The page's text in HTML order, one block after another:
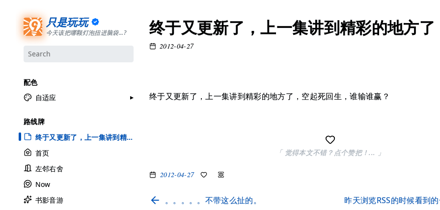
只是玩玩
今天该把哪颗灯泡扭进脑袋...?
配色
自适应
极夜黑
雅余黄
昱行粉
她的蓝
莫比乌斯
香草绿
路线牌
终于又更新了，上一集讲到精彩的地方了，空
首页
左邻右舍
Now
书影音游
终于又更新了，上一集讲到精彩的地方了
2012-04-27
终于又更新了，上一集讲到精彩的地方了，空起死回生，谁输谁赢？
「 觉得本文不错？点个赞把！... 」
2012-04-27
。。。。。不带这么扯的。 昨天浏览RSS的时候看到